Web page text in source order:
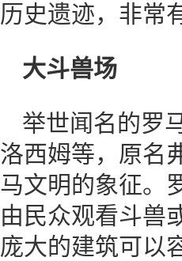
历史遗迹，非常
大斗兽场
举世闻名的罗
洛西姆等，原名
马文明的象征。
由民众观看斗兽
庞大的建筑可以